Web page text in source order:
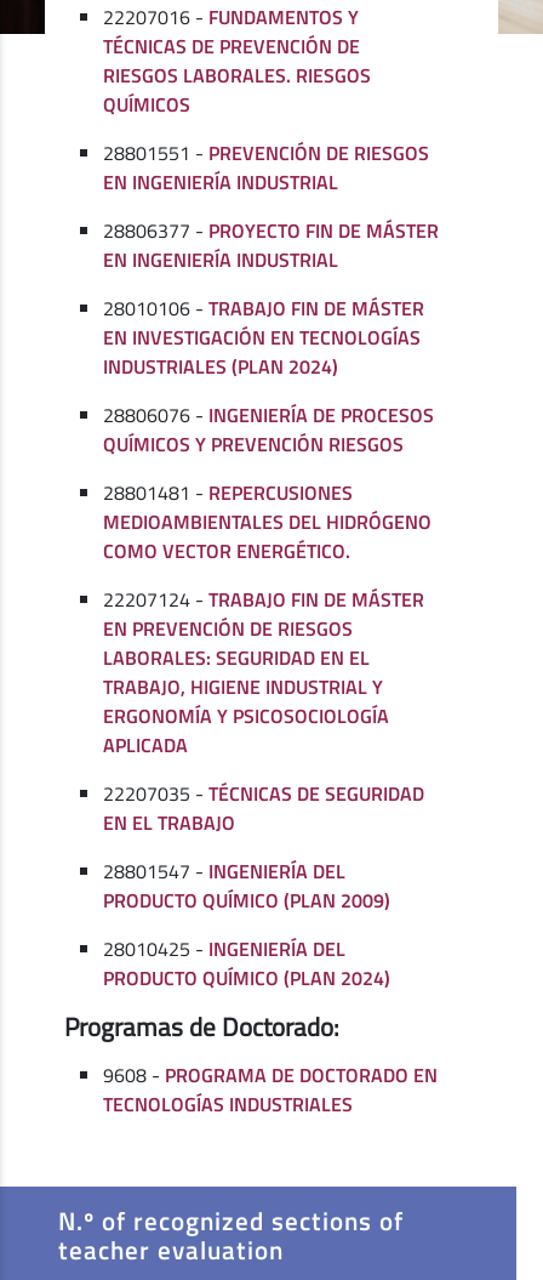
22207016 - FUNDAMENTOS Y
TÉCNICAS DE PREVENCIÓN DE
RIESGOS LABORALES. RIESGOS
QUÍMICOS
28801551 - PREVENCIÓN DE RIESGOS
EN INGENIERÍA INDUSTRIAL
28806377 - PROYECTO FIN DE MÁSTER
EN INGENIERÍA INDUSTRIAL
28010106 -TRABAJO FIN DE MÁSTER
EN INVESTIGACIÓN EN TECNOLOGÍAS
INDUSTRIALES (PLAN 2024)
28806076 - INGENIERÍA DE PROCESOS
QUÍMICOS Y PREVENCIÓN RIESGOS
28801481 - REPERCUSIONES
MEDIOAMBIENTALES DEL HIDRÓGENO
COMO VECTOR ENERGÉTICO.
22207124 -TRABAJO FIN DE MÁSTER
EN PREVENCIÓN DE RIESGOS
LABORALES: SEGURIDAD EN EL
TRABAJO, HIGIENE INDUSTRIAL Y
ERGONOMÍA Y PSICOSOCIOLOGÍA
APLICADA
22207035 -TÉCNICAS DE SEGURIDAD
EN EL TRABAJO
28801547 - INGENIERÍA DEL
PRODUCTO QUÍMICO (PLAN 2009)
28010425 - INGENIERÍA DEL
PRODUCTO QUÍMICO (PLAN 2024)
Programas de Doctorado:
9608 - PROGRAMA DE DOCTORADO EN
TECNOLOGÍAS INDUSTRIALES
N.º of recognized sections of
teacher evaluation